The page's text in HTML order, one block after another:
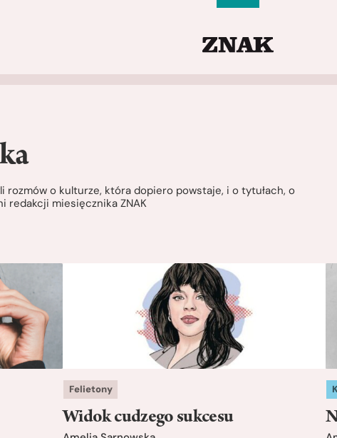
rozmów o kulturze, która dopiero powstaje, i o tytułach, o
redakcji miesięcznika ZNAK
Felietony
Widok cudzego sukcesu